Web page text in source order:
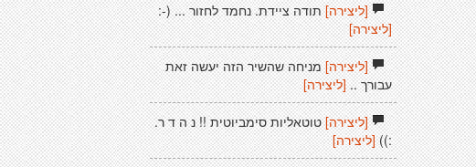
[ליצירה]תודה ציידת. נחמד לחזור ... (-:
[ליצירה]
[ליצירה]מניחה שהשיר הזה יעשה זאת
עבורך .. [ליצירה]
[ליצירה]טוטאליות סימביוטית !! נ ה ד ר.
:)) [ליצירה]